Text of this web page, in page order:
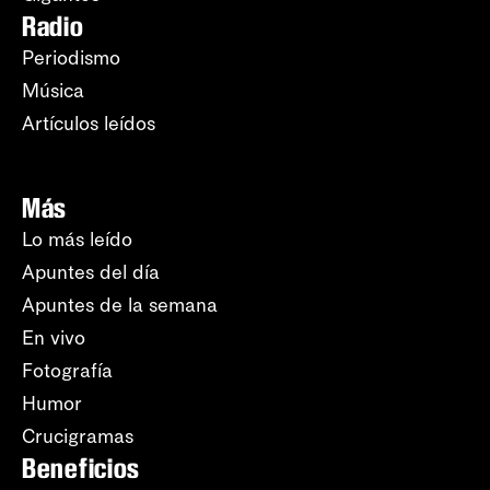
Radio
Periodismo
Música
Artículos leídos
Más
Lo más leído
Apuntes del día
Apuntes de la semana
En vivo
Fotografía
Humor
Crucigramas
Beneficios